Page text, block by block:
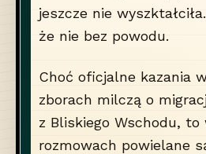
jeszcze nie
że nie bez powodu.
Choć oficjalne kazania
zborach milczą o
z Bliskiego Wschodu,
rozmowach powielane